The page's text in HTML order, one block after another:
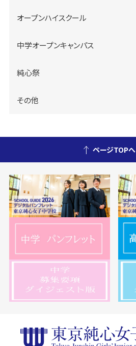
オープンハイスクール
中学オープンキャンパス
純心祭
その他
ページTOPへ